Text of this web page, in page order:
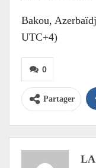
Bakou,
UTC+4)
0
Partager